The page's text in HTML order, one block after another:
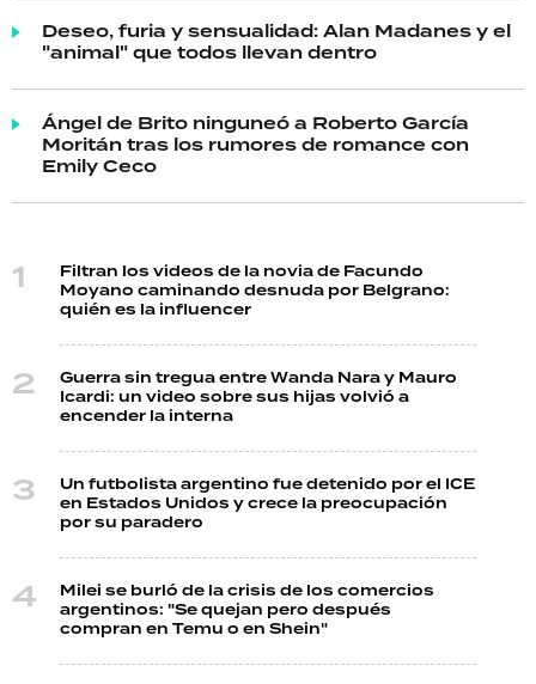
Deseo, furia y sensualidad: Alan Madanes y el
"animal" que todos llevan dentro
Ángel de Brito ninguneó a Roberto García
Moritán tras los rumores de romance con
Emily Ceco
Filtran los videos de la novia de Facundo
Moyano caminando desnuda por Belgrano:
quién es la influencer
Guerra sin tregua entre Wanda Nara y Mauro
Icardi: un video sobre sus hijas volvió a
encender la interna
Un futbolista argentino fue detenido por el ICE
en Estados Unidos y crece la preocupación
por su paradero
Milei se burló de la crisis de los comercios
argentinos: "Se quejan pero después
compran en Temu o en Shein"